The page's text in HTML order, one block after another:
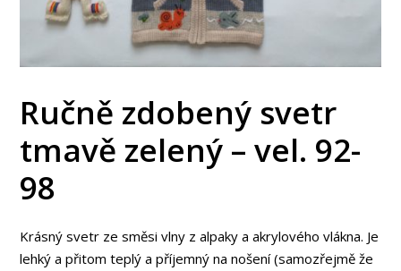
Ručně zdobený svetr
tmavě zelený – vel. 92-
98
Krásný svetr ze směsi vlny z alpaky a akrylového vlákna. Je
lehký a přitom teplý a příjemný na nošení (samozřejmě že